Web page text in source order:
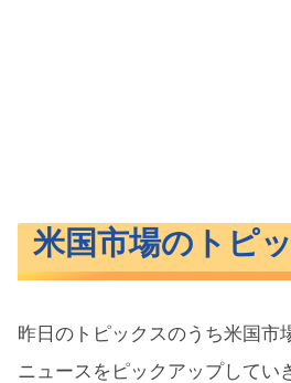
米国市場のトピ
昨日のトピックスのうち米国市
ニュースをピックアップしてい